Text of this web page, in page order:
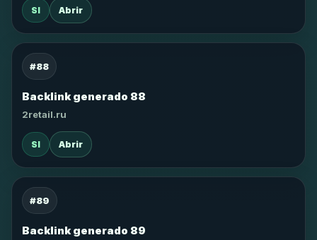
SI Abrir
#88
Backlink generado 88
2retail.ru
SI Abrir
#89
Backlink generado 89